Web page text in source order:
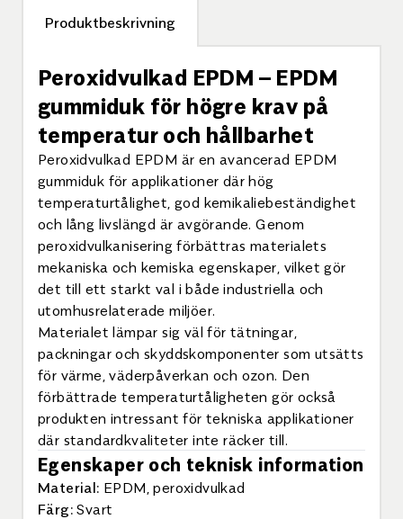
Produktbeskrivning
Peroxidvulkad EPDM – EPDM
gummiduk för högre krav på
temperatur och hållbarhet
Peroxidvulkad EPDM är en avancerad EPDM
gummiduk för applikationer där hög
temperaturtålighet, god kemikaliebeständighet
och lång livslängd är avgörande. Genom
peroxidvulkanisering förbättras materialets
mekaniska och kemiska egenskaper, vilket gör
det till ett starkt val i både industriella och
utomhusrelaterade miljöer.
Materialet lämpar sig väl för tätningar,
packningar och skyddskomponenter som utsätts
för värme, väderpåverkan och ozon. Den
förbättrade temperaturtåligheten gör också
produkten intressant för tekniska applikationer
där standardkvaliteter inte räcker till.
Egenskaper och teknisk information
Material: EPDM, peroxidvulkad
Färg:Svart